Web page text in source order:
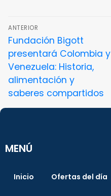
ANTERIOR
Fundación Bigott
presentará Colombia y
Venezuela: Historia,
alimentación y
saberes compartidos
MENÚ
Inicio Ofertas del día